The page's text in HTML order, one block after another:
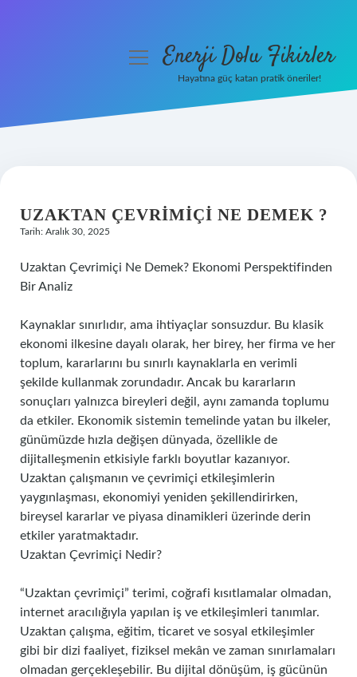
Hakkımızda
menüyüEnerji Dolu Fikirler
Hayatına güç katan pratik öneriler!
UZAKTAN ÇEVRIMIÇI NE DEMEK ?
Tarih: Aralık 30, 2025
Uzaktan Çevrimiçi Ne Demek? Ekonomi Perspektifinden
Bir Analiz
Kaynaklar sınırlıdır, ama ihtiyaçlar sonsuzdur. Bu klasik
ekonomi ilkesine dayalı olarak, her birey, her firma ve her
toplum, kararlarını bu sınırlı kaynaklarla en verimli
şekilde kullanmak zorundadır. Ancak bu kararların
sonuçları yalnızca bireyleri değil, aynı zamanda toplumu
da etkiler. Ekonomik sistemin temelinde yatan bu ilkeler,
günümüzde hızla değişen dünyada, özellikle de
dijitalleşmenin etkisiyle farklı boyutlar kazanıyor.
Uzaktan çalışmanın ve çevrimiçi etkileşimlerin
yaygınlaşması, ekonomiyi yeniden şekillendirirken,
bireysel kararlar ve piyasa dinamikleri üzerinde derin
etkiler yaratmaktadır.
Uzaktan Çevrimiçi Nedir?
“Uzaktan çevrimiçi” terimi, coğrafi kısıtlamalar olmadan,
internet aracılığıyla yapılan iş ve etkileşimleri tanımlar.
Uzaktan çalışma, eğitim, ticaret ve sosyal etkileşimler
gibi bir dizi faaliyet, fiziksel mekân ve zaman sınırlamaları
olmadan gerçekleşebilir. Bu dijital dönüşüm, iş gücünün